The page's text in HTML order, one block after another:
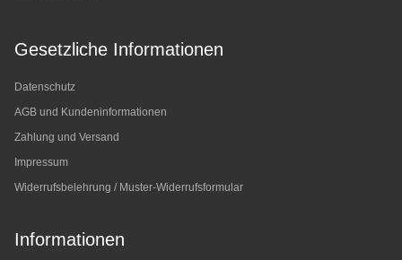
Gesetzliche Informationen
Datenschutz
AGB und Kundeninformationen
Zahlung und Versand
Impressum
Widerrufsbelehrung / Muster-Widerrufsformular
Informationen